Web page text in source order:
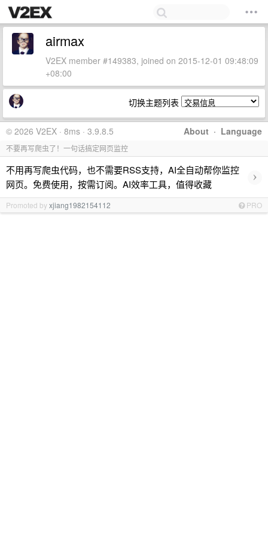
airmax
V2EX member #149383, joined on 2015-12-01 09:48:09
+08:00
切换主题列表
About · Language
© 2026 V2EX · 8ms · 3.9.8.5
不要再写爬虫了！一句话搞定网页监控
不用再写爬虫代码，也不需要RSS支持，AI全自动帮你监控
网页。免费使用，按需订阅。AI效率工具，值得收藏
›
Promoted byxjiang1982154112 PRO